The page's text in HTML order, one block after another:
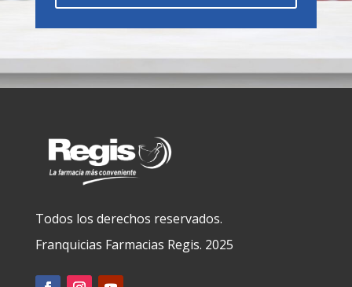
Todos los derechos reservados.
Franquicias Farmacias Regis. 2025